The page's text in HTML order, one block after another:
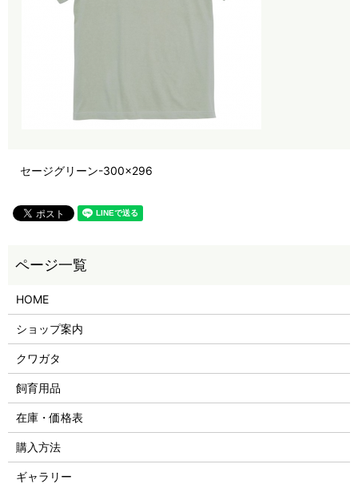
セージグリーン-300×296
HOME
ショップ案内
クワガタ
飼育用品
在庫・価格表
購入方法
ギャラリー